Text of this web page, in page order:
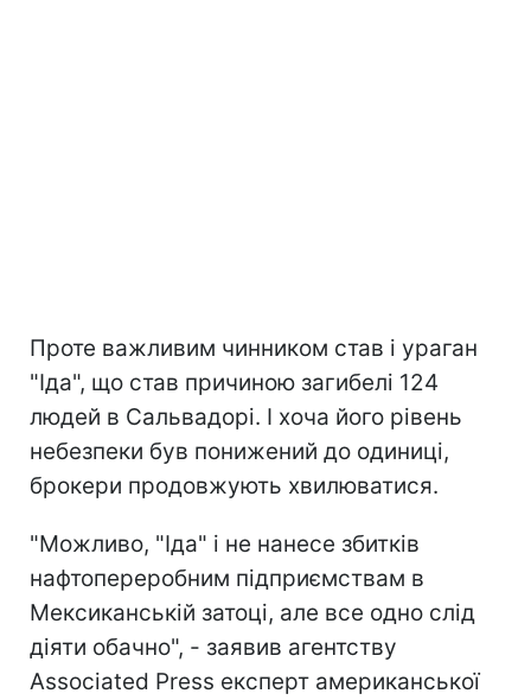
Проте важливим чинником став і ураган
"Іда", що став причиною загибелі 124
людей в Сальвадорі. І хоча його рівень
небезпеки був понижений до одиниці,
брокери продовжують хвилюватися.
"Можливо, "Іда" і не нанесе збитків
нафтопереробним підприємствам в
Мексиканській затоці, але все одно слід
діяти обачно", - заявив агентству
Аssociated Рress експерт американської